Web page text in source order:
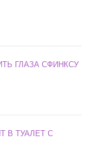
ГЛАЗА СФИНКСУ
В ТУАЛЕТ С